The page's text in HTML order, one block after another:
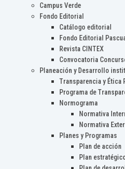
Campus Verde
Fondo Editorial
Catálogo editorial
Fondo Editorial
Revista CINTEX
Convocatoria
Planeación y Desarrollo
Transparencia y Ética
Programa de
Normograma
Normativa
Normativa
Planes y Programas
Plan de acción
Plan